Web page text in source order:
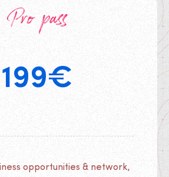
Pro pass
199€
opportunities & network,